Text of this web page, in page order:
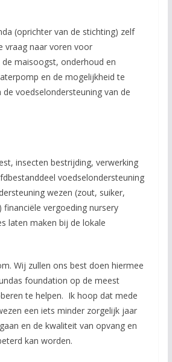
(oprichter van de stichting) zelf
vraag naar voren voor
maisoogst, onderhoud en
en de mogelijkheid te
voedselondersteuning van de
insecten bestrijding, verwerking
voedselondersteuning
wezen (zout, suiker,
financiële vergoeding nursery
laten maken bij de lokale
Wij zullen ons best doen hiermee
foundation op de meest
te helpen. Ik hoop dat mede
een iets minder zorgelijk jaar
en de kwaliteit van opvang en
kan worden.